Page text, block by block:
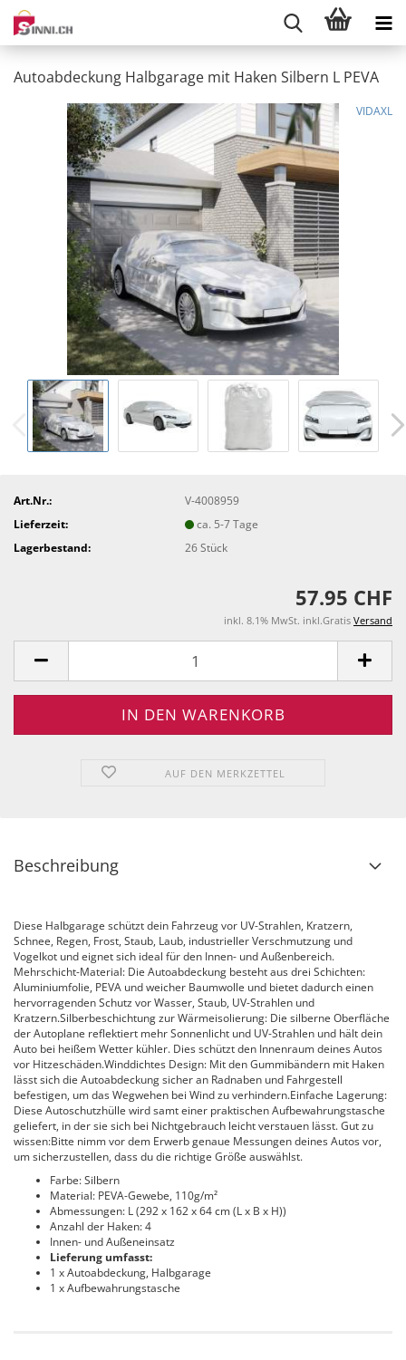
Autoabdeckung Halbgarage mit Haken Silbern L PEVA
VIDAXL
Art.Nr.:
V-4008959
Lieferzeit:
ca. 5-7 Tage
Lagerbestand:
26Stück
57.95 CHF
inkl. 8.1% MwSt. inkl.Gratis Versand
AUF DEN MERKZETTEL
Beschreibung
Diese Halbgarage schützt dein Fahrzeug vor UV-Strahlen, Kratzern,
Schnee, Regen, Frost, Staub, Laub, industrieller Verschmutzung und
Vogelkot und eignet sich ideal für den Innen- und Außenbereich.
Mehrschicht-Material: Die Autoabdeckung besteht aus drei Schichten:
Aluminiumfolie, PEVA und weicher Baumwolle und bietet dadurch einen
hervorragenden Schutz vor Wasser, Staub, UV-Strahlen und
Kratzern.Silberbeschichtung zur Wärmeisolierung: Die silberne Oberfläche
der Autoplane reflektiert mehr Sonnenlicht und UV-Strahlen und hält dein
Auto bei heißem Wetter kühler. Dies schützt den Innenraum deines Autos
vor Hitzeschäden.Winddichtes Design: Mit den Gummibändern mit Haken
lässt sich die Autoabdeckung sicher an Radnaben und Fahrgestell
befestigen, um das Wegwehen bei Wind zu verhindern.Einfache Lagerung:
Diese Autoschutzhülle wird samt einer praktischen Aufbewahrungstasche
geliefert, in der sie sich bei Nichtgebrauch leicht verstauen lässt. Gut zu
wissen:Bitte nimm vor dem Erwerb genaue Messungen deines Autos vor,
um sicherzustellen, dass du die richtige Größe auswählst.
Farbe: Silbern
Material: PEVA-Gewebe, 110g/m²
Abmessungen: L (292 x 162 x 64 cm (L x B x H))
Anzahl der Haken: 4
Innen- und Außeneinsatz
Lieferung umfasst:
1 x Autoabdeckung, Halbgarage
1 x Aufbewahrungstasche